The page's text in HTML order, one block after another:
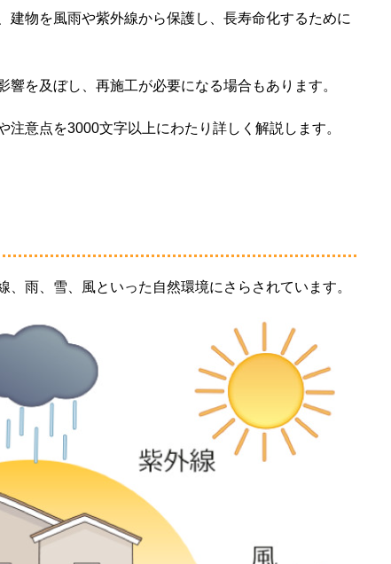
建物を風雨や紫外線から保護し、長寿命化するために
を及ぼし、再施工が必要になる場合もあります。
意点を3000文字以上にわたり詳しく解説します。
雨、雪、風といった自然環境にさらされています。